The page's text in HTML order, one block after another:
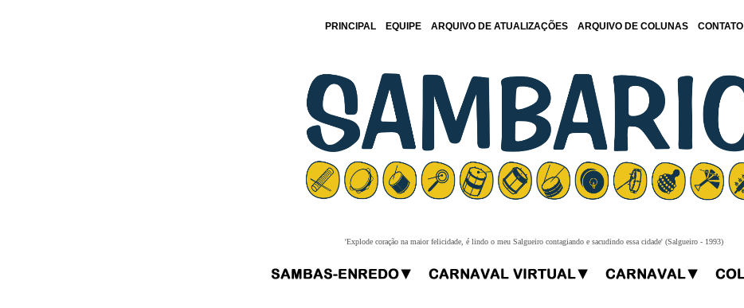
PRINCIPAL EQUIPE ARQUIVO DE ATUALIZAÇÕES ARQUIVO DE COLUNAS CONTATO
'Explode coração na maior felicidade, é lindo o meu Salgueiro contagiando e sacudindo essa cidade' (Salgueiro - 1993)